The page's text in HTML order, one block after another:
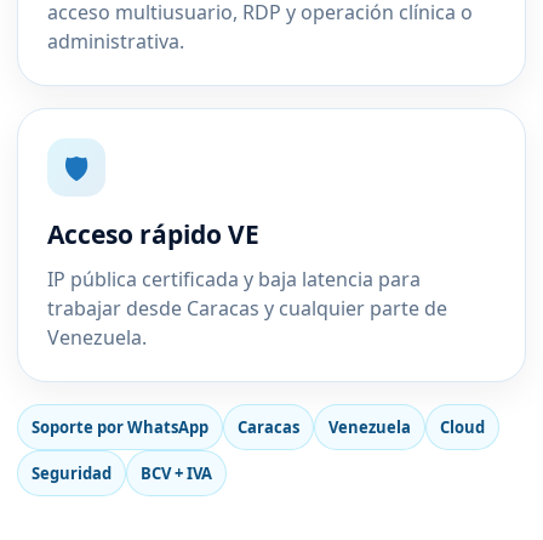
acceso multiusuario, RDP y operación clínica o
administrativa.
🛡️
Acceso rápido VE
IP pública certificada y baja latencia para
trabajar desde Caracas y cualquier parte de
Venezuela.
Soporte por WhatsApp Caracas Venezuela Cloud
Seguridad BCV + IVA